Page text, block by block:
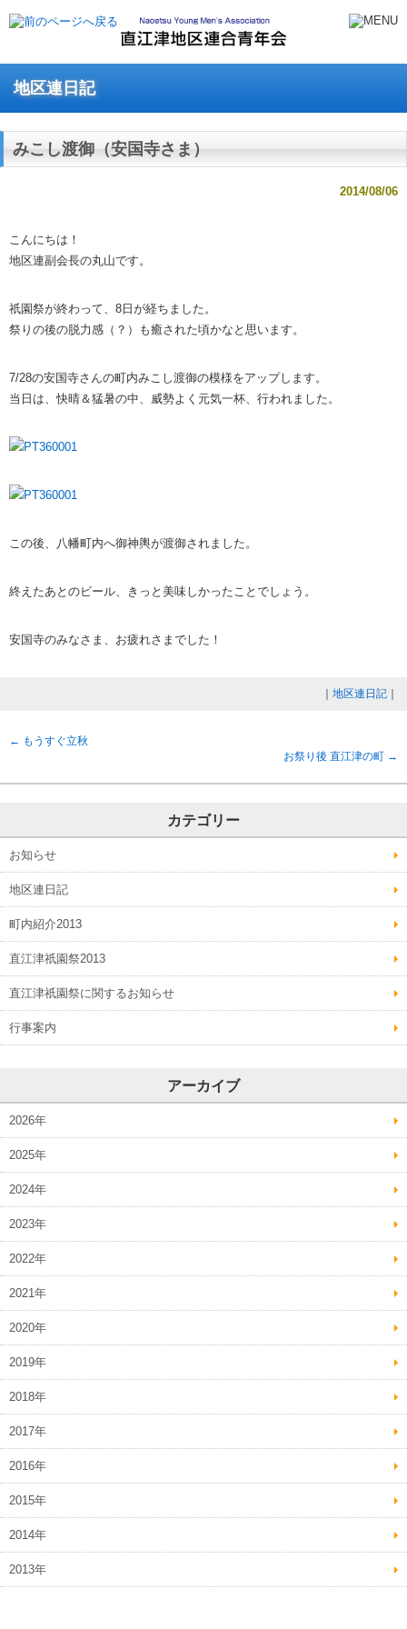
地区連日記
みこし渡御（安国寺さま）
2014/08/06
こんにちは！
地区連副会長の丸山です。
祇園祭が終わって、8日が経ちました。
祭りの後の脱力感（？）も癒された頃かなと思います。
7/28の安国寺さんの町内みこし渡御の模様をアップします。
当日は、快晴＆猛暑の中、威勢よく元気一杯、行われました。
この後、八幡町内へ御神輿が渡御されました。
終えたあとのビール、きっと美味しかったことでしょう。
安国寺のみなさま、お疲れさまでした！
地区連日記
← もうすぐ立秋
お祭り後 直江津の町 →
カテゴリー
お知らせ
地区連日記
町内紹介2013
直江津祇園祭2013
直江津祇園祭に関するお知らせ
行事案内
アーカイブ
2026年
2025年
2024年
2023年
2022年
2021年
2020年
2019年
2018年
2017年
2016年
2015年
2014年
2013年